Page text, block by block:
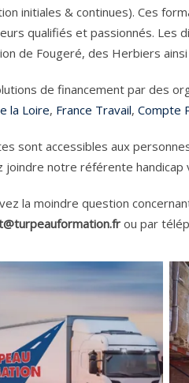
initiales & continues). Ces
qualifiés et passionnés. Les
de Fougeré, des Herbiers ainsi
de financement par des
la Loire, France Travail, Compte
sont accessibles aux
joindre notre référente handicap
la moindre question
ou par